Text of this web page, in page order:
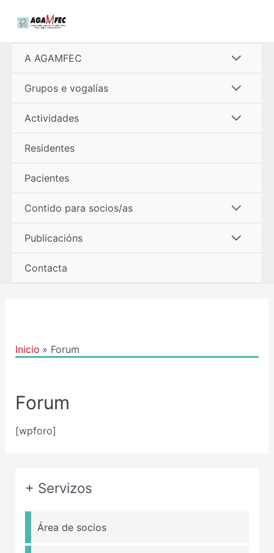
A AGAMFEC
menú
Grupos e vogalías
menú
Actividades
Residentes
Pacientes
Contido para socios/as
menú
Publicacións
Contacta
Inicio Forum
Forum
[wpforo]
+ Servizos
Área de socios